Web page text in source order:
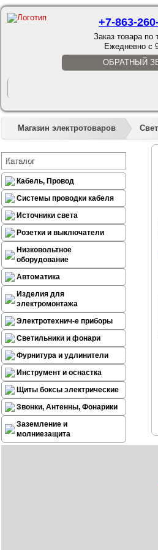
+7-863-
Заказ товара по
Ежедневно с
ОБРАТНЫЙ
Магазин электротоваров
Каталог
Кабель, Провод
Системы проводки кабеля
Источники света
Розетки и выключатели
Низковольтное
оборудование
Автоматика
Изделия для
электромонтажа
Электротехнич-е приборы
Светильники и фонари
Фурнитура и удлинители
Инструмент и оснастка
Щиты боксы электрические
Звонки, Антенны, Фонарики
Заземление и
молниезащита